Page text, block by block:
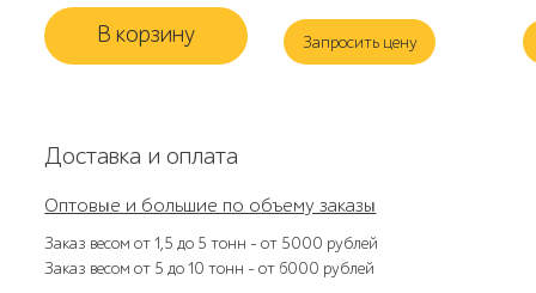
В корзину Запросить цену
Доставка и оплата
Оптовые и большие по объему заказы
Заказ весом от 1,5 до 5 тонн – от 5000 рублей
Заказ весом от 5 до 10 тонн – от 6000 рублей